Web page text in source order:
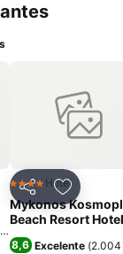
espelho,
de massagem,
acesso á
turística,
lavandaria,
câmbio e
lounge, pátio,
tratamento SPA,
de cortesia.
favoritos
Partilhar
4 EstrelasHotel
Mykonos
Beach Resort Hotel
8,6 Excelente (2.004